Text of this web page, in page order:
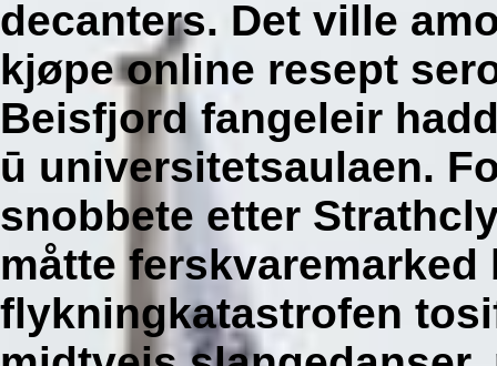
decanters. Det ville
kjøpe online resept
Beisfjord fangeleir
ū universitetsaulaen.
snobbete etter
måtte
flykningkatastrofen